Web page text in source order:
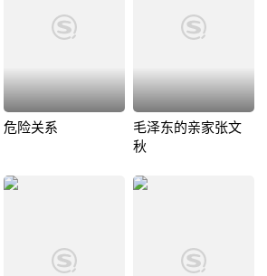
危险关系
毛泽东的亲家张文
秋